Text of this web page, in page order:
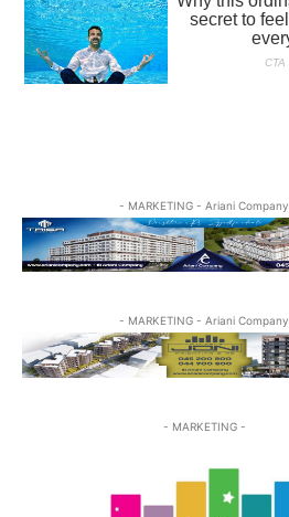
- MARKETING - Ariani Company
- MARKETING - Ariani Company
- MARKETING -